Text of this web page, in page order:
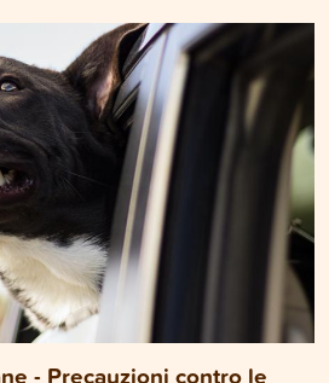
- Precauzioni contro le